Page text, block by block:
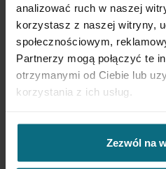
analizować ruch w naszej
korzystasz z naszej witryny,
społecznościowym,
Partnerzy mogą połączyć te
otrzymanymi od Ciebie lub
korzystania z ich usług.
Zezwól na
Para pudli, 1 poł.
XIX w.